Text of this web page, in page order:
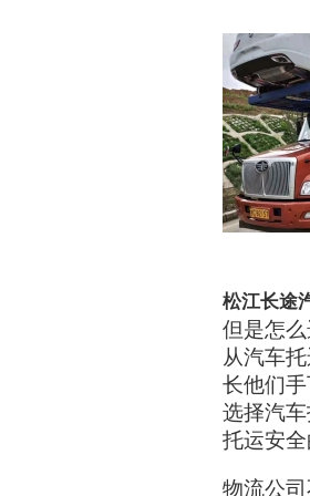
松江长途
但是怎
从汽车
长他们
选择汽
托运安
物流公